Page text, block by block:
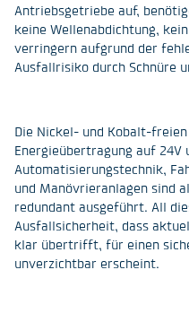
Antriebsgetriebe auf,
keine Wellenabdichtung,
verringern aufgrund der
Ausfallrisiko durch Schnüre
Die Nickel- und Kobalt-freien
Energieübertragung auf 24V
Automatisierungstechnik,
und Manövrieranlagen sind
redundant ausgeführt. All
Ausfallsicherheit, dass
klar übertrifft, für einen
unverzichtbar erscheint.